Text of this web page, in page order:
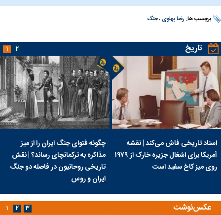
برچسب ها: رضا پهلوی ،جنگ
تاریخ
اسناد تاریخی فاش می‌کند | نقشه
آمریکا برای اشغال جزیره خارک از ۱۹۷۹
روی میز کاخ سفید است
چگونه فتوای جنگ ایران را از میز
مذاکره به ترکمانچای رساند؟ | نقش
تاریخی روحانیون در فاصله دو جنگ
ایران و روس
۱ ۲
عکس‌نوشت ۱ ۲ ۳